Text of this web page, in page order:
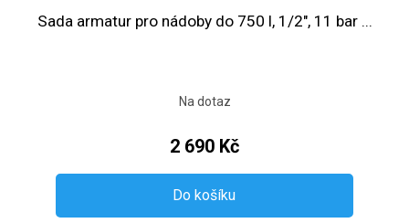
Sada armatur pro nádoby do 750 l, 1/2", 11 bar ...
Na dotaz
2 690 Kč
Do košíku